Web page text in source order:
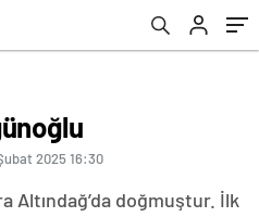
2025 16:30
Altındağ’da doğmuştur. İlk